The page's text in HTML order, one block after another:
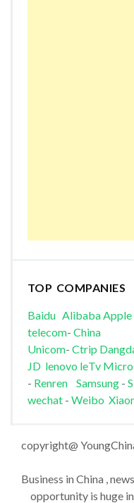
TOP COMPANIES
Baidu AlibabaApple
telecom- China
Unicom- Ctrip
JD lenovo leTv
- Renren Samsung-
wechat - Weibo
copyright@
Business in China ,
opportunity is huge